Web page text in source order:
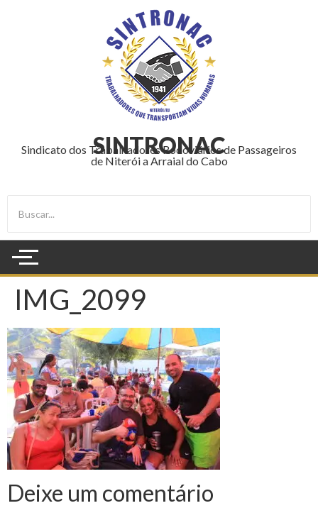
SINTRONAC
Sindicato dos Trabalhadores Rodoviários de Passageiros
de Niterói a Arraial do Cabo
IMG_2099
Deixe um comentário